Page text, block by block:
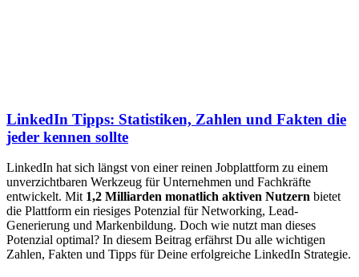
LinkedIn Tipps: Statistiken, Zahlen und Fakten die
jeder kennen sollte
LinkedIn hat sich längst von einer reinen Jobplattform zu einem
unverzichtbaren Werkzeug für Unternehmen und Fachkräfte
entwickelt. Mit 1,2 Milliarden monatlich aktiven Nutzern bietet
die Plattform ein riesiges Potenzial für Networking, Lead-
Generierung und Markenbildung. Doch wie nutzt man dieses
Potenzial optimal? In diesem Beitrag erfährst Du alle wichtigen
Zahlen, Fakten und Tipps für Deine erfolgreiche LinkedIn Strategie.